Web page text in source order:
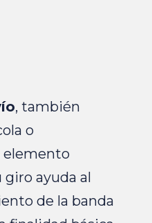
, también
o
elemento
ayuda al
de la banda